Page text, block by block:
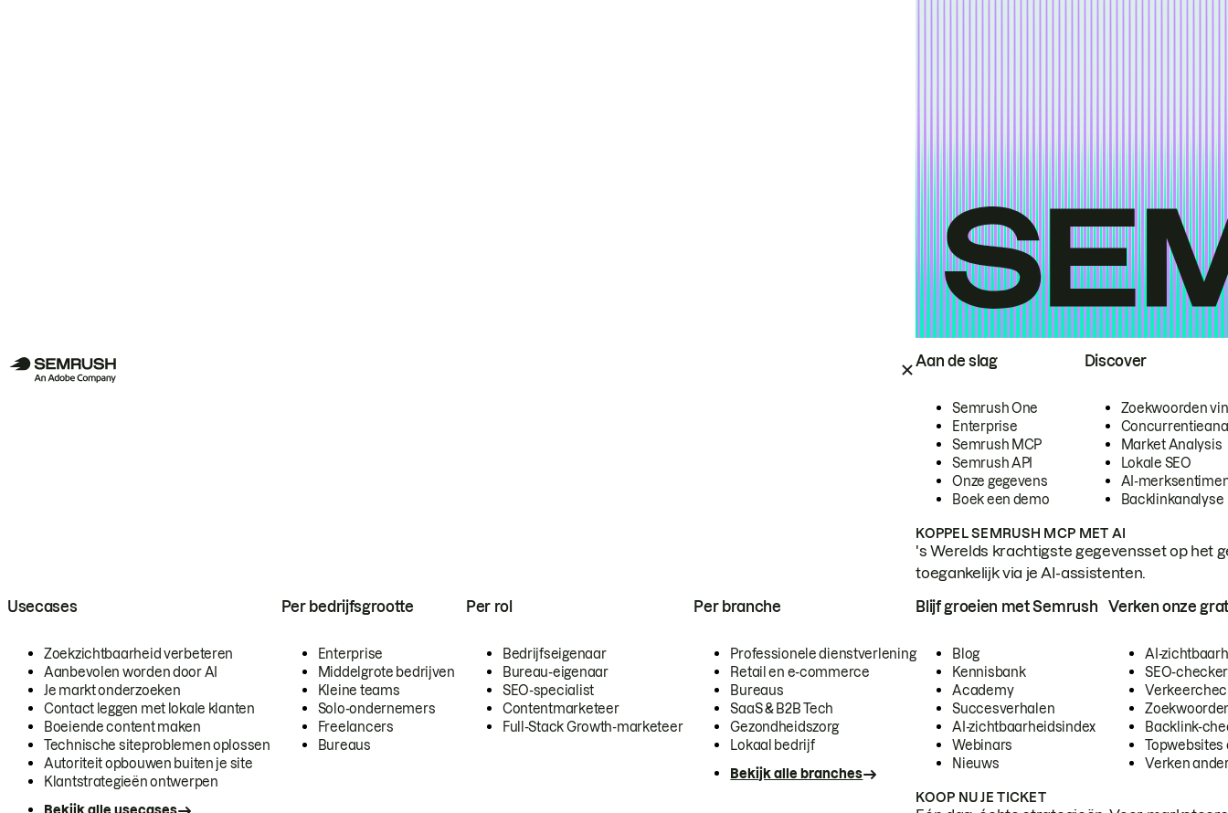
Aan de slag
Semrush One
Enterprise
Semrush MCP
Semrush API
Onze gegevens
Boek een demo
Discover
Zoekwoorden
Market Analysis
Lokale SEO
AI-
Backlinkanalyse
KOPPEL SEMRUSH MCP MET AI
's Werelds krachtigste gegevensset op het
toegankelijk via je AI-assistenten.
Usecases
Zoekzichtbaarheid verbeteren
Aanbevolen worden door AI
Je markt onderzoeken
Contact leggen met lokale klanten
Boeiende content maken
Technische siteproblemen oplossen
Autoriteit opbouwen buiten je site
Klantstrategieën ontwerpen
Per bedrijfsgrootte
Enterprise
Middelgrote bedrijven
Kleine teams
Solo-ondernemers
Freelancers
Bureaus
Per rol
Bedrijfseigenaar
Bureau-eigenaar
SEO-specialist
Contentmarketeer
Full-Stack Growth-marketeer
Per branche
Professionele dienstverlening
Retail en e-commerce
Bureaus
SaaS & B2B Tech
Gezondheidszorg
Lokaal bedrijf
Bekijk alle branches
Blijf groeien met Semrush
Blog
Kennisbank
Academy
Succesverhalen
AI-zichtbaarheidsindex
Webinars
Nieuws
Verken onze
AI-
SEO-checker
Backlink-
Topwebsites
Verken
KOOP NU JE TICKET